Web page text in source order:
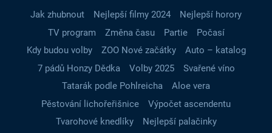
Jak zhubnout Nejlepší filmy 2024
Nejlepší horory
TV program
Změna času Partie
Počasí
Kdy budou volby
ZOO Nové začátky
Auto – katalog
7 pádů Honzy Dědka
Volby 2025
Svařené víno
Tatarák podle Pohlreicha
Aloe vera
Pěstování lichořeřišnice
Výpočet ascendentu
Tvarohové knedlíky
Nejlepší palačinky